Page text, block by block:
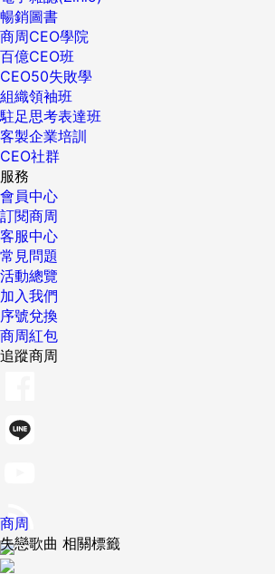
暢銷圖書
商周CEO學院
百億CEO班
CEO50失敗學
組織領袖班
駐足思考表達班
客製企業培訓
CEO社群
服務
會員中心
訂閱商周
客服中心
常見問題
活動總覽
加入我們
序號兌換
商周紅包
追蹤商周
商周
失戀歌曲 相關標籤